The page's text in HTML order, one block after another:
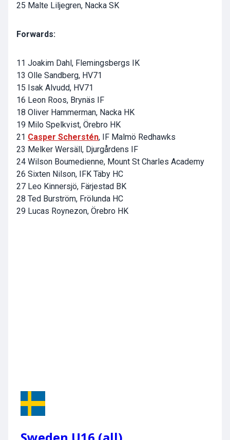
25 Malte Liljegren, Nacka SK
Forwards:
11 Joakim Dahl, Flemingsbergs IK
13 Olle Sandberg, HV71
15 Isak Alvudd, HV71
16 Leon Roos, Brynäs IF
18 Oliver Hammerman, Nacka HK
19 Milo Spelkvist, Örebro HK
21 Casper Scherstén, IF Malmö Redhawks
23 Melker Wersäll, Djurgårdens IF
24 Wilson Boumedienne, Mount St Charles Academy
26 Sixten Nilson, IFK Täby HC
27 Leo Kinnersjö, Färjestad BK
28 Ted Burström, Frölunda HC
29 Lucas Roynezon, Örebro HK